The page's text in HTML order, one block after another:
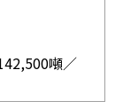
噸／